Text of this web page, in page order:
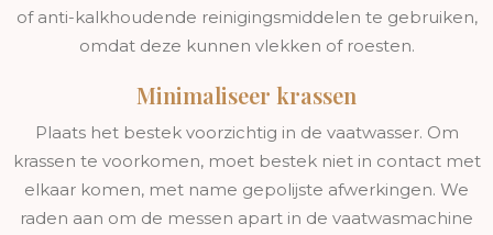
of anti-kalkhoudende reinigingsmiddelen te gebruiken,
omdat deze kunnen vlekken of roesten.
Minimaliseer krassen
Plaats het bestek voorzichtig in de vaatwasser. Om
krassen te voorkomen, moet bestek niet in contact met
elkaar komen, met name gepolijste afwerkingen. We
raden aan om de messen apart in de vaatwasmachine